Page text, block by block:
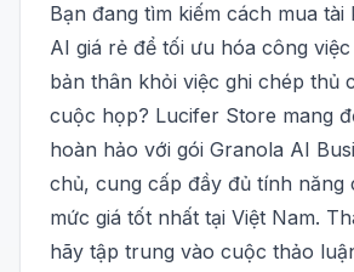
Bạn đang tìm kiếm cách mua tài
AI giá rẻ để tối ưu hóa công
bản thân khỏi việc ghi chép thủ
cuộc họp? Lucifer Store mang
hoàn hảo với gói Granola AI
chủ, cung cấp đầy đủ tính năng
mức giá tốt nhất tại Việt Nam.
hãy tập trung vào cuộc thảo